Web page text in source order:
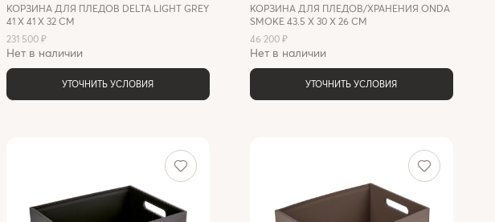
КОРЗИНА ДЛЯ ПЛЕДОВ DELTA LIGHT GREY
41 X 41 X 32 СМ
231 500 ₽
Нет в наличии
УТОЧНИТЬ УСЛОВИЯ
КОРЗИНА ДЛЯ ПЛЕДОВ/ХРАНЕНИЯ ONDA
SMOKE 43.5 X 30 X 26 СМ
46 200 ₽
Нет в наличии
УТОЧНИТЬ УСЛОВИЯ